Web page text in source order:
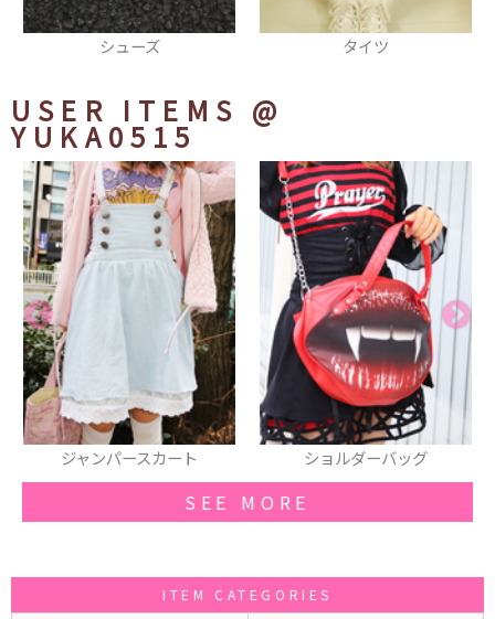
タイツ Tシャツ
USER ITEMS @
YUKA0515
ショルダーバッグ ジャンパー
SEE MORE
ITEM CATEGORIES